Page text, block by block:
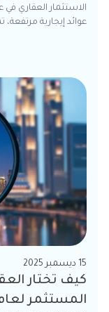
الاستثمار العقاري
عوائد إيجارية
15 ديسمبر 2025
كيف تختار
المستثمر لعام